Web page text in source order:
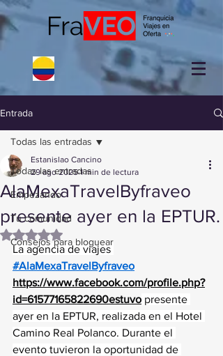
Entrada
Todas las entradas
Empezando
Tu comunidad
Consejos para bloguear
Todas las entradas
AlaMexaTravelByfraveo
presente ayer en la EPTUR.
Estanislao Cancino
29 ago 2025 1 min de lectura
Obtuvo NaN de 5 estrellas.
La agencia de viajes
#AlaMexaTravelByfraveo
https://www.facebook.com/profile.php?
id=61577165822690estuvo presente
ayer en la EPTUR, realizada en el Hotel
Camino Real Polanco. Durante el
evento tuvieron la oportunidad de